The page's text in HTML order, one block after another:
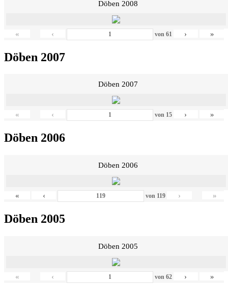
Döben 2008
« ‹ von 61 › »
Döben 2007
Döben 2007
« ‹ von 15 › »
Döben 2006
Döben 2006
« ‹ von 119 › »
Döben 2005
Döben 2005
« ‹ von 62 › »